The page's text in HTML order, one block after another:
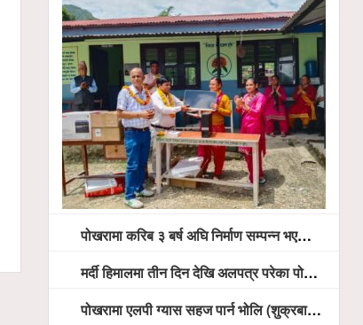
१४ औँ वार्षिकोत्सवमा पोखरा ट्रेड मलको ‘ग्रान्ड
मर्दी
पोखरामा करिब ३ बर्ष अघि निर्माण सम्पन्न भएको विद्युतीय शवदाह गृह अझै संचालनमा आउन सकेन, तत्काल संचालन गर्न स्थानियको माग
मर्दी हिमालमा तीन दिन देखि अलपत्र परेका पोखराका तीन युवाको सशस्त्र प्रहरी सहितको टोलीको साहसिक उद्धार
पोखरामा एलपी ग्यास सहज पार्न भोलि (शुक्रबार) देखि खुद्रा पसलबाटै बिक्रि वितरण हुने, स्टोर नगर्न आग्रह